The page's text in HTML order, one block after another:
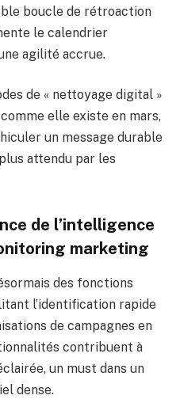
boucle de rétroaction
le calendrier
agilité accrue.
de « nettoyage digital »
comme elle existe en mars,
un message durable
attendu par les
de l’intelligence
marketing
des fonctions
l’identification rapide
de campagnes en
contribuent à
un must dans un
dense.